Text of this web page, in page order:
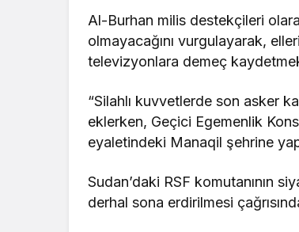
Al-Burhan milis destekçileri
olmayacağını vurgulayarak,
televizyonlara demeç
“Silahlı kuvvetlerde son asker
eklerken, Geçici Egemenlik
eyaletindeki Manaqil şehrine
Sudan’daki RSF komutanının
derhal sona erdirilmesi